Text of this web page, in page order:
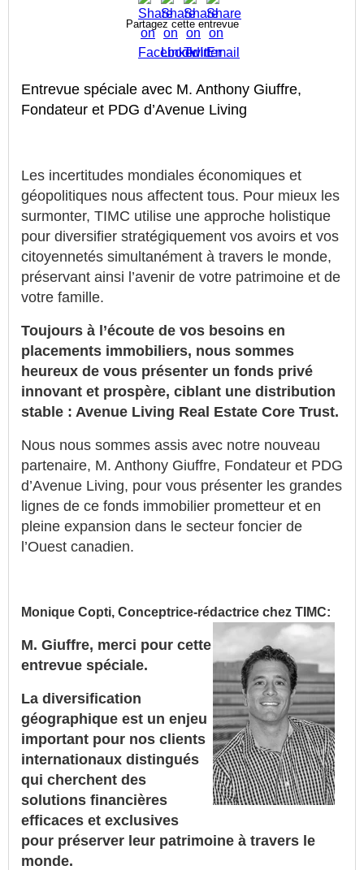
Partagez cette entrevue
Entrevue spéciale avec M. Anthony Giuffre,
Fondateur et PDG d’Avenue Living
Les incertitudes mondiales économiques et
géopolitiques nous affectent tous. Pour mieux les
surmonter, TIMC utilise une approche holistique
pour diversifier stratégiquement vos avoirs et vos
citoyennetés simultanément à travers le monde,
préservant ainsi l’avenir de votre patrimoine et de
votre famille.
Toujours à l’écoute de vos besoins en
placements immobiliers, nous sommes
heureux de vous présenter un fonds privé
innovant et prospère, ciblant une distribution
stable : Avenue Living Real Estate Core Trust.
Nous nous sommes assis avec notre nouveau
partenaire, M. Anthony Giuffre, Fondateur et PDG
d’Avenue Living, pour vous présenter les grandes
lignes de ce fonds immobilier prometteur et en
pleine expansion dans le secteur foncier de
l’Ouest canadien.
Monique Copti, Conceptrice-rédactrice chez TIMC:
M. Giuffre, merci pour cette
entrevue spéciale.
La diversification
géographique est un enjeu
important pour nos clients
internationaux distingués
qui cherchent des
solutions financières
efficaces et exclusives
pour préserver leur patrimoine à travers le
monde.